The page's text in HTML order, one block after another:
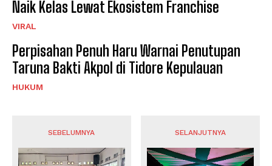
Naik Kelas Lewat Ekosistem Franchise
VIRAL
Perpisahan Penuh Haru Warnai Penutupan
Taruna Bakti Akpol di Tidore Kepulauan
HUKUM
SEBELUMNYA SELANJUTNYA